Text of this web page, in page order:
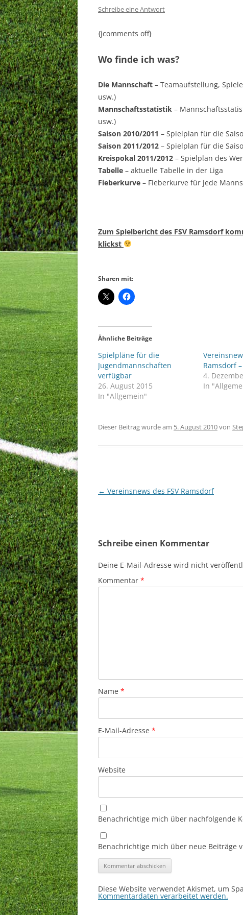
Schreibe eine Antwort
{jcomments off}
Wo finde ich was?
Die Mannschaft – Teamaufstellung,
usw.)
Mannschaftsstatistik –
usw.)
Saison 2010/2011 – Spielplan für die
Saison 2011/2012 – Spielplan für die
Kreispokal 2011/2012 – Spielplan des
Tabelle – aktuelle Tabelle in der Liga
Fieberkurve – Fieberkurve für jede
Zum Spielbericht des FSV Ramsdorf
klickst
Sharen mit:
Ähnliche Beiträge
Spielpläne für die
Jugendmannschaften
verfügbar
26. August 2015
In "Allgemein"
Ramsdorf
4.
In
Dieser Beitrag wurde am 5. August 2010von
Beitragsnavigation
← Vereinsnews des FSV Ramsdorf
Schreibe einen Kommentar
Deine E-Mail-Adresse wird nicht
Kommentar *
Name *
E-Mail-Adresse *
Website
Benachrichtige mich über nachfolgende
Benachrichtige mich über neue Beiträge
Diese Website verwendet Akismet, um
Kommentardaten verarbeitet werden.